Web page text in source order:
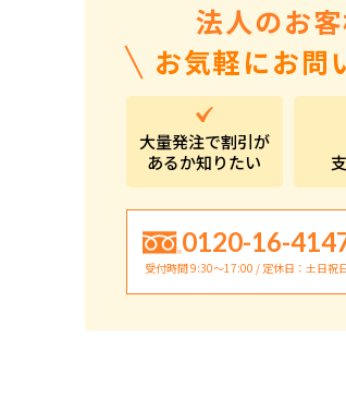
法人のお
お気軽にお問
大量発注で割引が
あるか知りたい
0120-16-
受付時間 9:30〜17:00 / 定休日：土日祝